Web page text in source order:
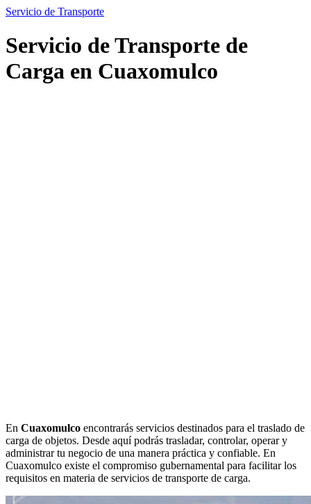
Servicio de Transporte
Servicio de Transporte de
Carga en Cuaxomulco
En Cuaxomulco encontrarás servicios destinados para el traslado de
carga de objetos. Desde aquí podrás trasladar, controlar, operar y
administrar tu negocio de una manera práctica y confiable. En
Cuaxomulco existe el compromiso gubernamental para facilitar los
requisitos en materia de servicios de transporte de carga.